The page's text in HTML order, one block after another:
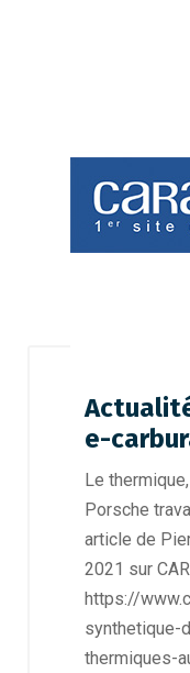
e-
Le
Porsche
article de
2021 sur
https://
synthetique-
thermiques-